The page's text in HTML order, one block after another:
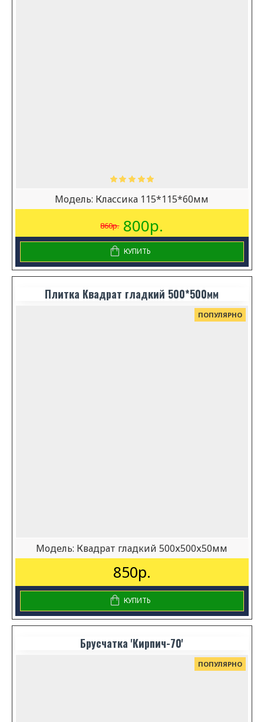
Модель: Классика 115*115*60мм
800р.
860р.
КУПИТЬ
Плитка Квадрат гладкий 500*500мм
ПОПУЛЯРНО
Модель: Квадрат гладкий 500х500х50мм
850р.
КУПИТЬ
Брусчатка 'Кирпич-70'
ПОПУЛЯРНО